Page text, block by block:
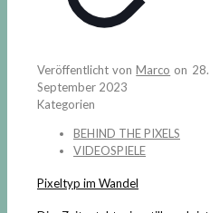
Veröffentlicht vonMarco on 28.
September 2023
Kategorien
BEHIND THE PIXELS
VIDEOSPIELE
Pixeltyp im Wandel